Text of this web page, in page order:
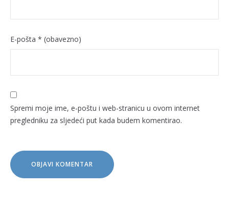
E-pošta * (obavezno)
Spremi moje ime, e-poštu i web-stranicu u ovom internet
pregledniku za sljedeći put kada budem komentirao.